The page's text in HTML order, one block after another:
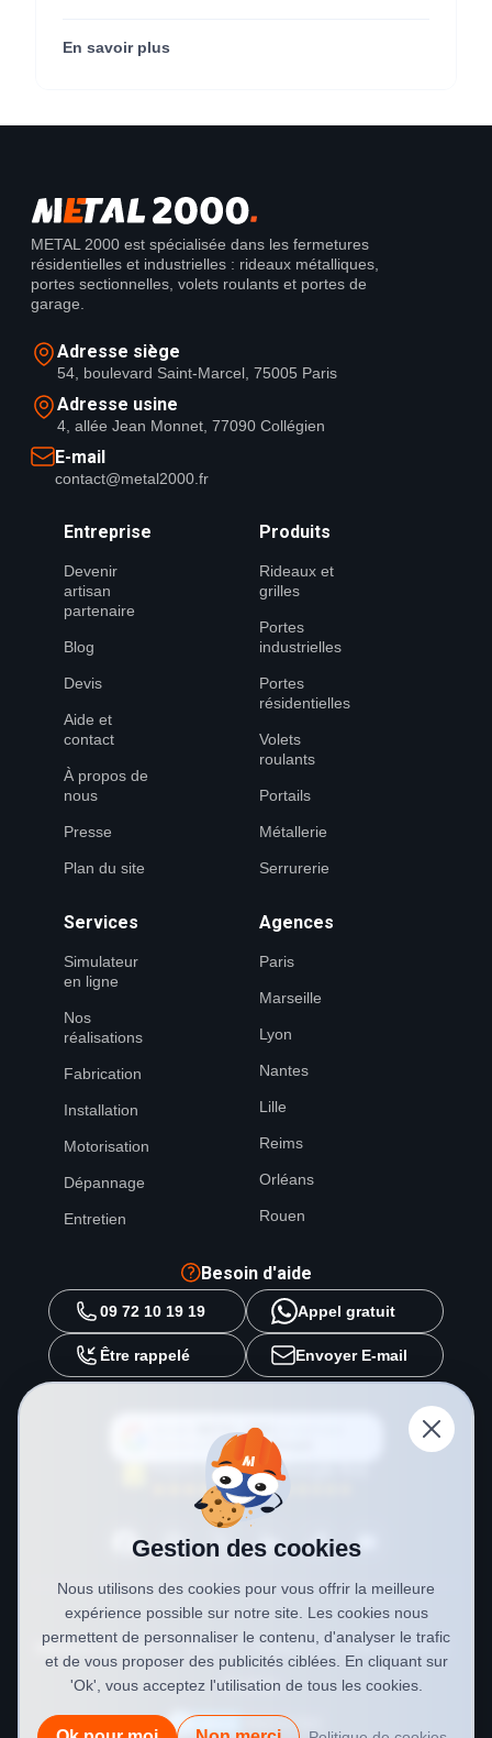
Center) (95290).
En savoir plus
METAL 2000 est spécialisée dans les fermetures
résidentielles et industrielles : rideaux métalliques,
portes sectionnelles, volets roulants et portes de
garage.
Adresse siège
54, boulevard Saint-Marcel, 75005 Paris
Adresse usine
4, allée Jean Monnet, 77090 Collégien
E-mail
contact@metal2000.fr
Entreprise
Devenir
artisan
partenaire
Blog
Devis
Aide et
contact
À propos de
nous
Presse
Plan du site
Produits
Rideaux et
grilles
Portes
industrielles
Portes
résidentielles
Volets
roulants
Portails
Métallerie
Serrurerie
Services
Simulateur
en ligne
Nos
réalisations
Fabrication
Installation
Motorisation
Dépannage
Entretien
Agences
Paris
Marseille
Lyon
Nantes
Lille
Reims
Orléans
Rouen
Besoin d'aide
09 72 10 19 19 Appel gratuit
Être rappelé Envoyer E-mail
METAL 2000
source préférée surGoogle
Mentions légales CGV Politique de confidentialité
Cookies
Gestion des cookies
Nous utilisons des cookies pour vous offrir la meilleure
expérience possible sur notre site. Les cookies nous
permettent de personnaliser le contenu, d'analyser le trafic
et de vous proposer des publicités ciblées. En cliquant sur
'Ok', vous acceptez l'utilisation de tous les cookies.